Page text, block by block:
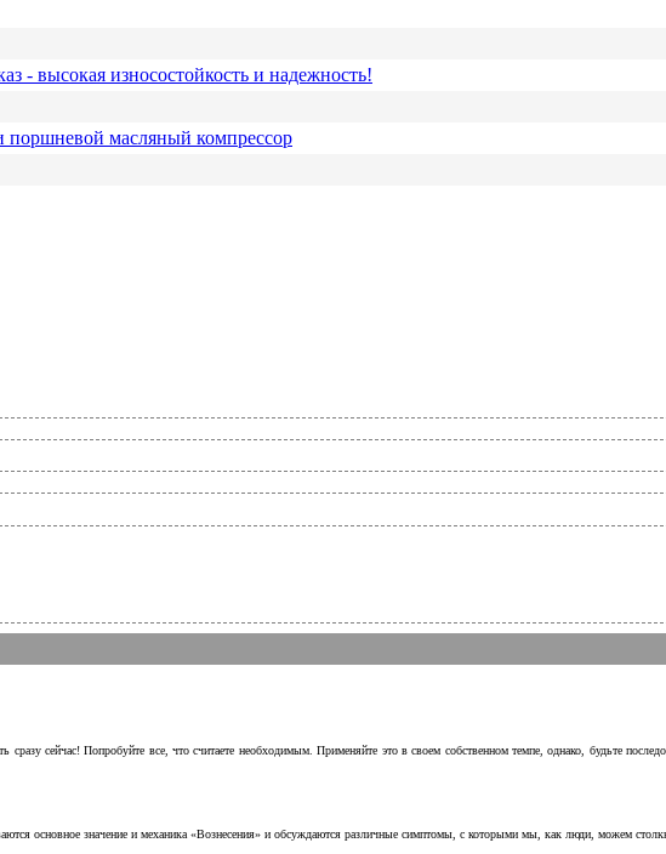
- высокая износостойкость и надежность!
поршневой масляный компрессор
сейчас! Попробуйте все, что считаете необходимым. Применяйте это в своем собственном темпе, однако, будьте
основное значение и механика «Вознесения» и обсуждаются различные симптомы, с которыми мы, как люди, можем